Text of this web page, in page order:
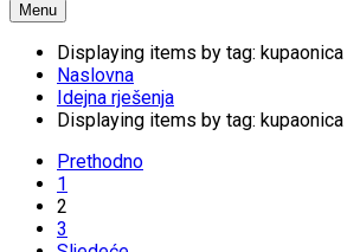
Menu
Displaying items by tag: kupaonica
Naslovna
Idejna rješenja
Displaying items by tag: kupaonica
Prethodno
1
2
3